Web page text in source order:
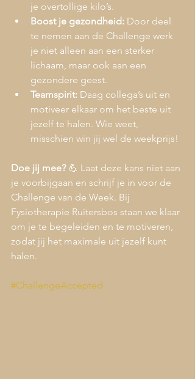
je overtollige kilo’s.
Boost je gezondheid: Door deel
te nemen aan de Challenge werk
je niet alleen aan een sterker
lichaam, maar ook aan een
gezondere geest.
Teamspirit: Daag collega’s uit en
motiveer elkaar om het beste uit
jezelf te halen. Wie weet,
misschien win jij wel de weekprijs!
Doe jij mee? 💪 Laat deze kans niet aan
je voorbijgaan en schrijf je in voor de
Challenge van de Week. Bij
Fysiotherapie Ruitersbos staan we klaar
om je te begeleiden en te motiveren,
zodat jij het maximale uit jezelf kunt
halen.
#ChallengeAccepted